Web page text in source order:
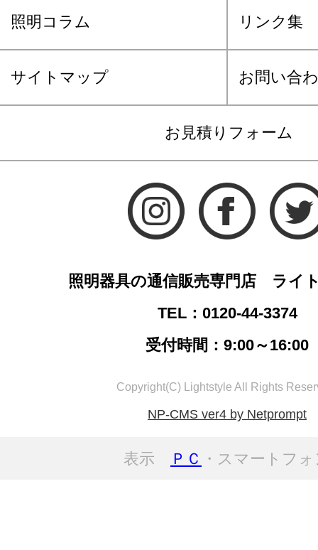
照明コラム リンク集
サイトマップ お問い合
お見積りフォーム
照明器具の通信販売専門店 ライ
TEL：0120-44-3374
受付時間：9:00～16:00
Copyright(C) Lightstyle All Rights
NP-CMS ver4 by Netprompt
表示 ＰＣ ・スマートフ